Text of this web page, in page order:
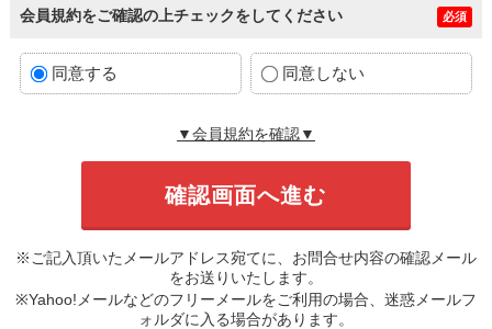
会員規約をご確認の上チェックをしてください 必須
同意する 同意しない
▼会員規約を確認▼
※ご記入頂いたメールアドレス宛てに、お問合せ内容の確認メール
をお送りいたします。
※Yahoo!メールなどのフリーメールをご利用の場合、迷惑メールフ
ォルダに入る場合があります。